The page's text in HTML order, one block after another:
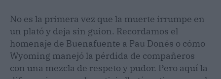
No es la primera vez que la muerte irrumpe en
un plató y deja sin guion. Recordamos el
homenaje de Buenafuente a Pau Donés o cómo
Wyoming manejó la pérdida de compañeros
con una mezcla de respeto y pudor. Pero aquí la